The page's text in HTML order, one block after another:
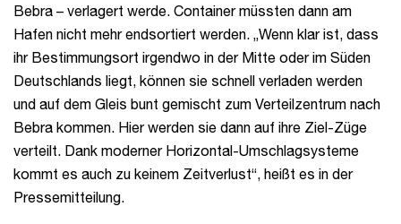
Bebra – verlagert werde. Container müssten dann am
Hafen nicht mehr endsortiert werden. „Wenn klar ist, dass
ihr Bestimmungsort irgendwo in der Mitte oder im Süden
Deutschlands liegt, können sie schnell verladen werden
und auf dem Gleis bunt gemischt zum Verteilzentrum nach
Bebra kommen. Hier werden sie dann auf ihre Ziel-Züge
verteilt. Dank moderner Horizontal-Umschlagsysteme
kommt es auch zu keinem Zeitverlust“, heißt es in der
Pressemitteilung.